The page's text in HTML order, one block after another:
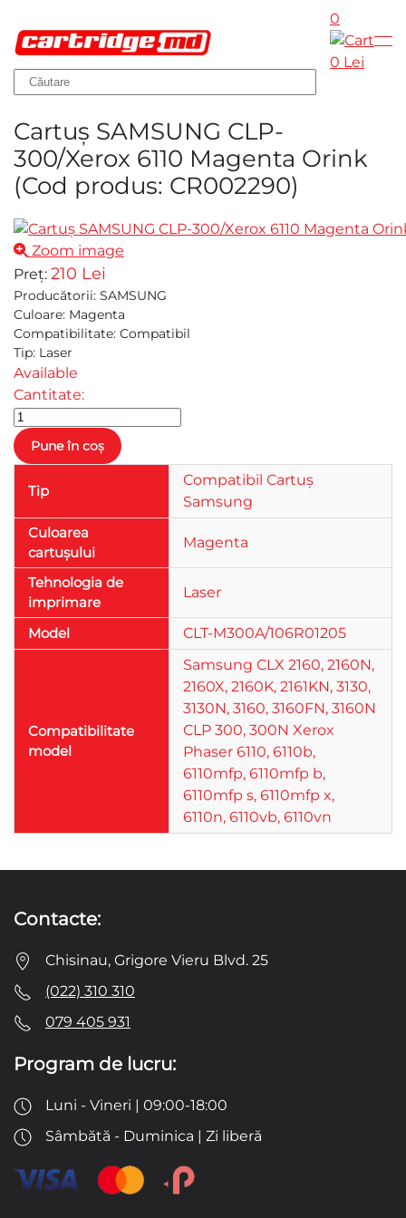
Skip to main content
0
0 Lei
Cartuş SAMSUNG CLP-
300/Xerox 6110 Magenta Orink
(Cod produs: CR002290)
Zoom image
Preț: 210 Lei
Producătorii: SAMSUNG
Culoare: Magenta
Compatibilitate: Compatibil
Tip: Laser
Available
Cantitate:
Tip
Compatibil Cartuș
Samsung
Culoarea
cartușului
Magenta
Tehnologia de
imprimare
Laser
Model CLT-M300A/106R01205
Compatibilitate
model
Samsung CLX 2160, 2160N,
2160X, 2160K, 2161KN, 3130,
3130N, 3160, 3160FN, 3160N
CLP 300, 300N Xerox
Phaser 6110, 6110b,
6110mfp, 6110mfp b,
6110mfp s, 6110mfp x,
6110n, 6110vb, 6110vn
Contacte:
Chisinau, Grigore Vieru Blvd. 25
(022) 310 310
079 405 931
Program de lucru:
Luni - Vineri | 09:00-18:00
Sâmbătă - Duminica | Zi liberă